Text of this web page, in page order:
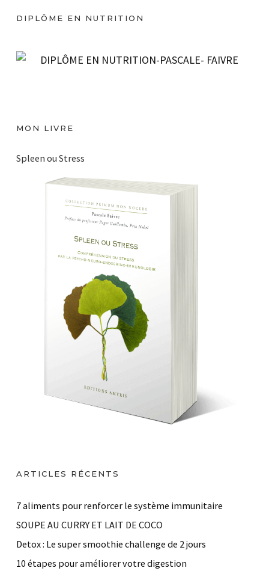
é
DIPLÔME EN NUTRITION
MON LIVRE
Spleen ou Stress
ARTICLES RÉCENTS
7 aliments pour renforcer le système immunitaire
SOUPE AU CURRY ET LAIT DE COCO
Detox : Le super smoothie challenge de 2 jours
10 étapes pour améliorer votre digestion